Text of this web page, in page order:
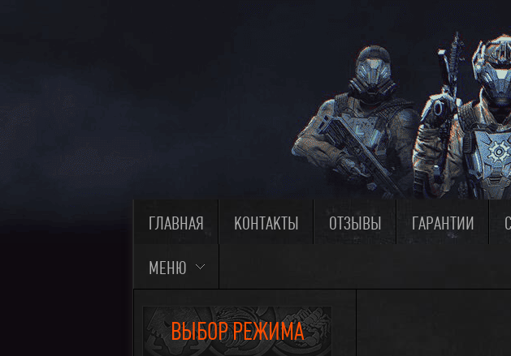
ГЛАВНАЯ КОНТАКТЫ ОТЗЫВЫ ГАРАНТИИ
МЕНЮ
ВЫБОР РЕЖИМА